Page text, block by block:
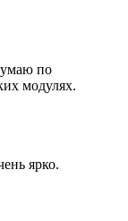
по
модулях.
ярко.